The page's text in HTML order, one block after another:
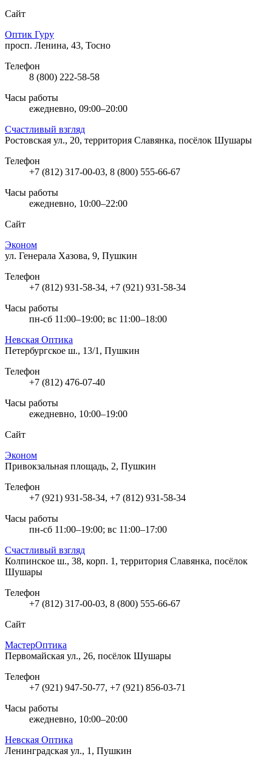
Сайт
Оптик Гуру
просп. Ленина, 43, Тосно
Телефон
8 (800) 222-58-58
Часы работы
ежедневно, 09:00–20:00
Счастливый взгляд
Ростовская ул., 20, территория Славянка, посёлок Шушары
Телефон
+7 (812) 317-00-03, 8 (800) 555-66-67
Часы работы
ежедневно, 10:00–22:00
Сайт
Эконом
ул. Генерала Хазова, 9, Пушкин
Телефон
+7 (812) 931-58-34, +7 (921) 931-58-34
Часы работы
пн-сб 11:00–19:00; вс 11:00–18:00
Невская Оптика
Петербургское ш., 13/1, Пушкин
Телефон
+7 (812) 476-07-40
Часы работы
ежедневно, 10:00–19:00
Сайт
Эконом
Привокзальная площадь, 2, Пушкин
Телефон
+7 (921) 931-58-34, +7 (812) 931-58-34
Часы работы
пн-сб 11:00–19:00; вс 11:00–17:00
Счастливый взгляд
Колпинское ш., 38, корп. 1, территория Славянка, посёлок
Шушары
Телефон
+7 (812) 317-00-03, 8 (800) 555-66-67
Сайт
МастерОптика
Первомайская ул., 26, посёлок Шушары
Телефон
+7 (921) 947-50-77, +7 (921) 856-03-71
Часы работы
ежедневно, 10:00–20:00
Невская Оптика
Ленинградская ул., 1, Пушкин